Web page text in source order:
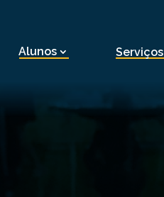
Alunos Serviços